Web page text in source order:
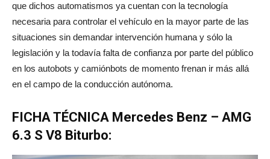
que dichos automatismos ya cuentan con la tecnología
necesaria para controlar el vehículo en la mayor parte de las
situaciones sin demandar intervención humana y sólo la
legislación y la todavía falta de confianza por parte del público
en los autobots y camiónbots de momento frenan ir más allá
en el campo de la conducción autónoma.
FICHA TÉCNICA Mercedes Benz – AMG
6.3 S V8 Biturbo: